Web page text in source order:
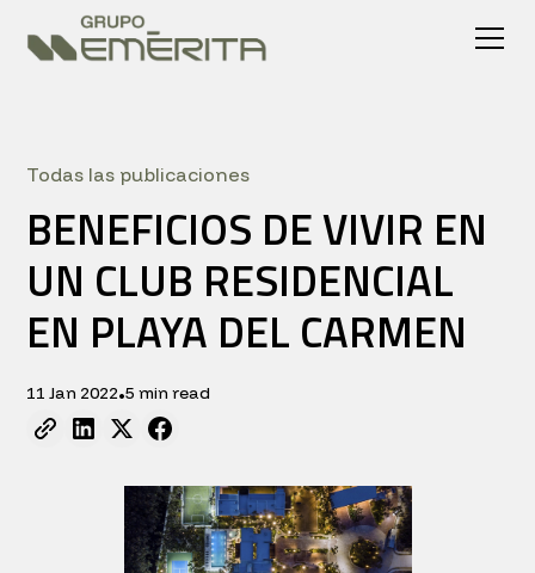
Todas las publicaciones
BENEFICIOS DE VIVIR EN
UN CLUB RESIDENCIAL
EN PLAYA DEL CARMEN
11 Jan 2022•5 min read